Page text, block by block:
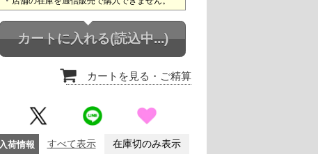
カートに入れる(読込中...)
カートを見る ・ご精算
入荷情報 すべて表示 在庫切のみ表示